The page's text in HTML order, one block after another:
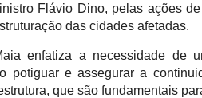
Flávio Dino, pelas ações
das cidades afetadas.
enfatiza a necessidade de
potiguar e assegurar a
que são fundamentais